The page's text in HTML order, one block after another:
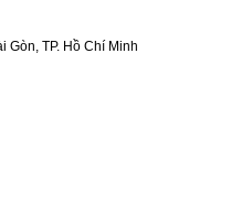
Gòn, TP. Hồ Chí Minh